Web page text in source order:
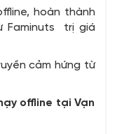
hoàn thành
Faminuts trị giá
cảm hứng từ
offline tại Vạn